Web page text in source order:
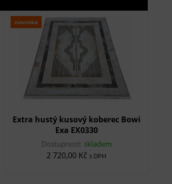
novinka
Extra hustý kusový koberec Bowi
Exa EX0330
Dostupnost: skladem
2 720,00 Kč s DPH